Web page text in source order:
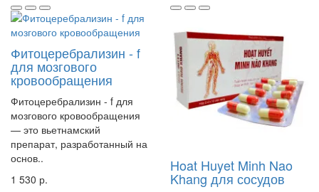
Фитоцеребрализин - f
для мозгового
кровообращения
Фитоцеребрализин - f для
мозгового кровообращения
— это вьетнамский
препарат, разработанный на
основ..
1 530 р.
Hoat Huyet Minh Nao
Khang для сосудов